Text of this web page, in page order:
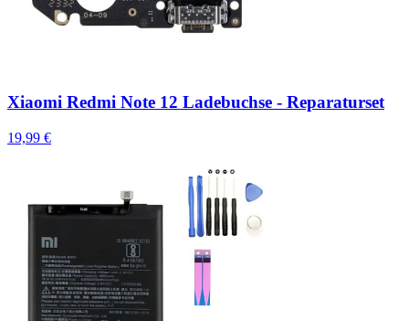
Xiaomi Redmi Note 12 Ladebuchse - Reparaturset
19,99 €